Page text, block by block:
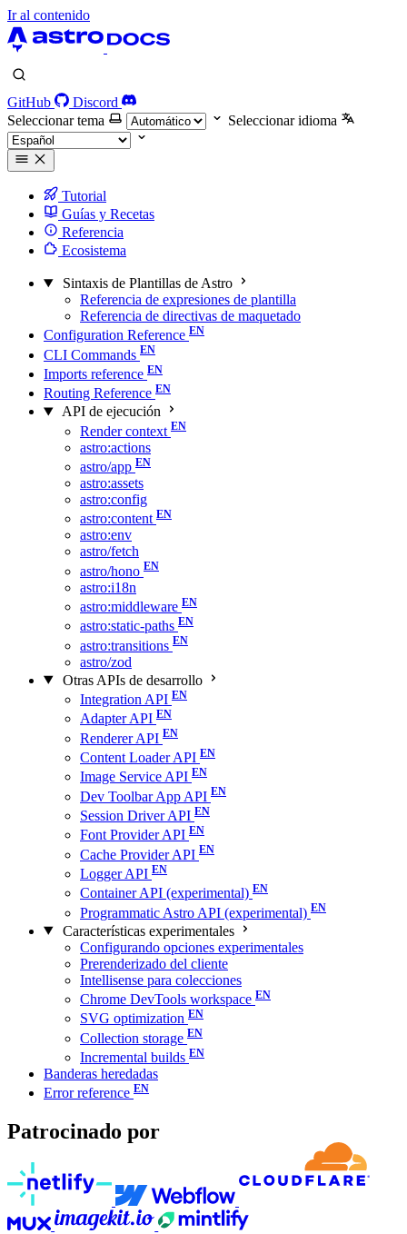
Ir al contenido
GitHub
Discord
Seleccionar tema
Seleccionar idioma
Tutorial
Guías y Recetas
Referencia
Ecosistema
Sintaxis de Plantillas de Astro
Referencia de expresiones de plantilla
Referencia de directivas de maquetado
Configuration Reference
CLI Commands
Imports reference
Routing Reference
API de ejecución
Render context
astro:actions
astro/app
astro:assets
astro:config
astro:content
astro:env
astro/fetch
astro/hono
astro:i18n
astro:middleware
astro:static-paths
astro:transitions
astro/zod
Otras APIs de desarrollo
Integration API
Adapter API
Renderer API
Content Loader API
Image Service API
Dev Toolbar App API
Session Driver API
Font Provider API
Cache Provider API
Logger API
Container API (experimental)
Programmatic Astro API (experimental)
Características experimentales
Configurando opciones experimentales
Prerenderizado del cliente
Intellisense para colecciones
Chrome DevTools workspace
SVG optimization
Collection storage
Incremental builds
Banderas heredadas
Error reference
Patrocinado por